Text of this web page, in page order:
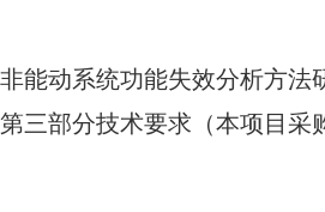
能动系统功能失效分析方法
三部分技术要求（本项目采